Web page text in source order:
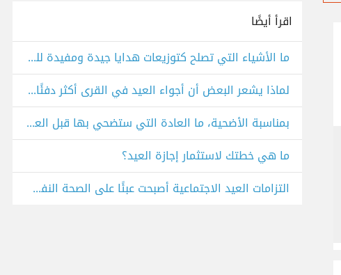
اقرأ أيضًا
ما الأشياء التي تصلح كتوزيعات هدايا جيدة ومفيدة للعيد؟
لماذا يشعر البعض أن أجواء العيد في القرى أكثر دفئًا وبساطة؟
بمناسبة الأضحية، ما العادة التي ستضحي بها قبل العيد؟
ما هي خطتك لاستثمار إجازة العيد؟
التزامات العيد الاجتماعية أصبحت عبئًا على الصحة النفسية